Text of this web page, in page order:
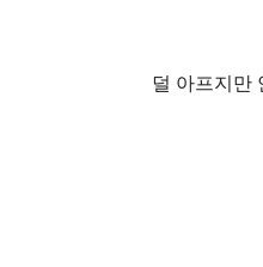
덜 아프지만